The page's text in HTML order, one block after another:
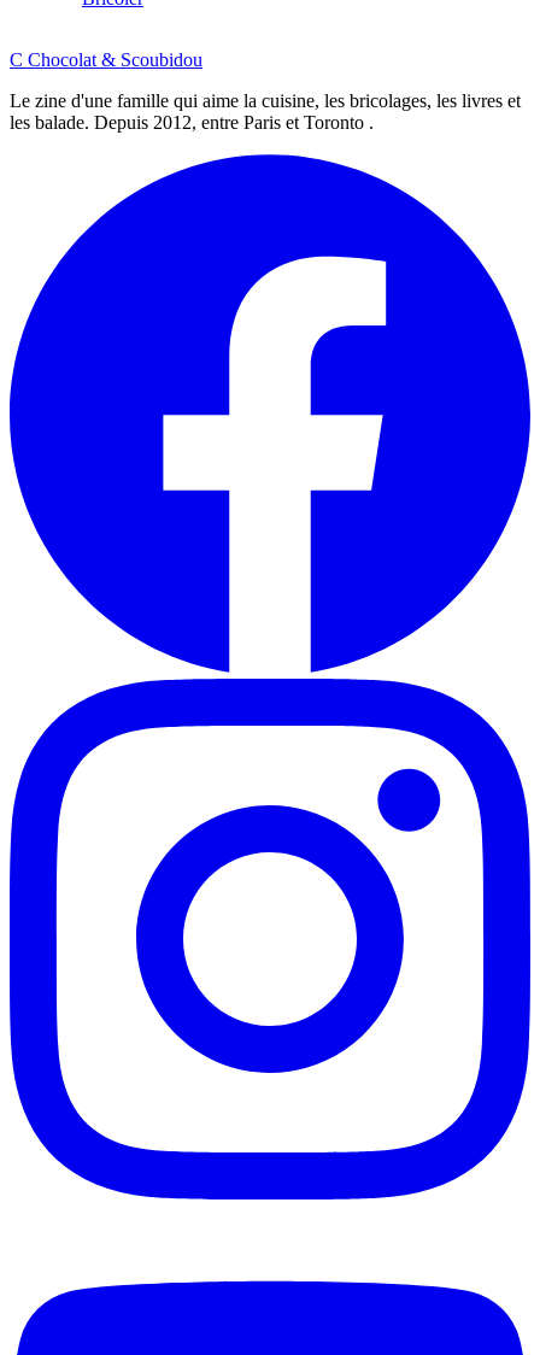
C Chocolat & Scoubidou
Le zine d'une famille qui aime la cuisine, les bricolages, les livres et
les balade. Depuis 2012, entre Paris et Toronto .